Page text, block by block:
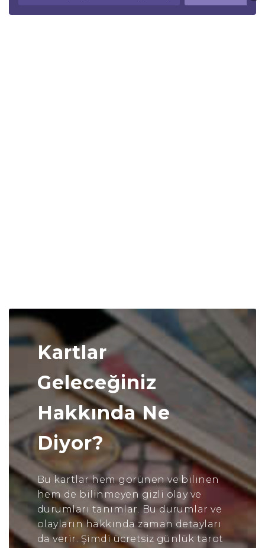
Kartlar
Geleceğiniz
Hakkında Ne
Diyor?
Bu kartlar hem görünen ve bilinen
hem de bilinmeyen gizli olay ve
durumları tanımlar. Bu durumlar ve
olayların hakkında zaman detayları
da verir. Şimdi ücretsiz günlük tarot